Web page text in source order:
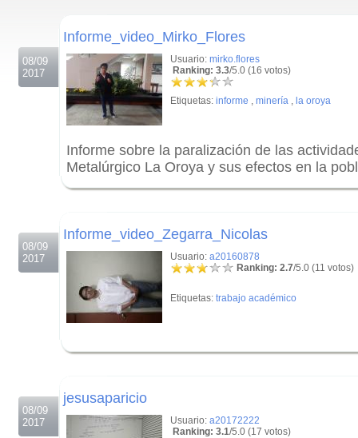
08/09
2017
Informe_video_Mirko_Flores
Usuario: mirko.flores
Ranking: 3.3/5.0 (16 votos)
Etiquetas: informe , minería , la oroya
Informe sobre la paralización de las
Metalúrgico La Oroya y sus efectos en la
08/09
2017
Informe_video_Zegarra_Nicolas
Usuario: a20160878
Ranking: 2.7/5.0 (11 votos)
Etiquetas: trabajo académico
08/09
2017
jesusaparicio
Usuario: a20172222
Ranking: 3.1/5.0 (17 votos)